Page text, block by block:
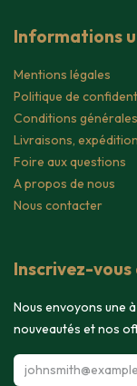
Informations
Mentions légales
Politique de
Conditions
Livraisons,
Foire aux questions
A propos de nous
Nous contacter
Inscrivez-
Nous envoyons une
nouveautés et nos